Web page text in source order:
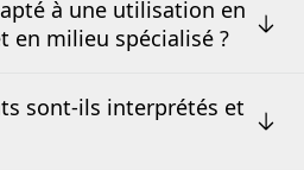
à une utilisation en
en milieu spécialisé ?
sont-ils interprétés et